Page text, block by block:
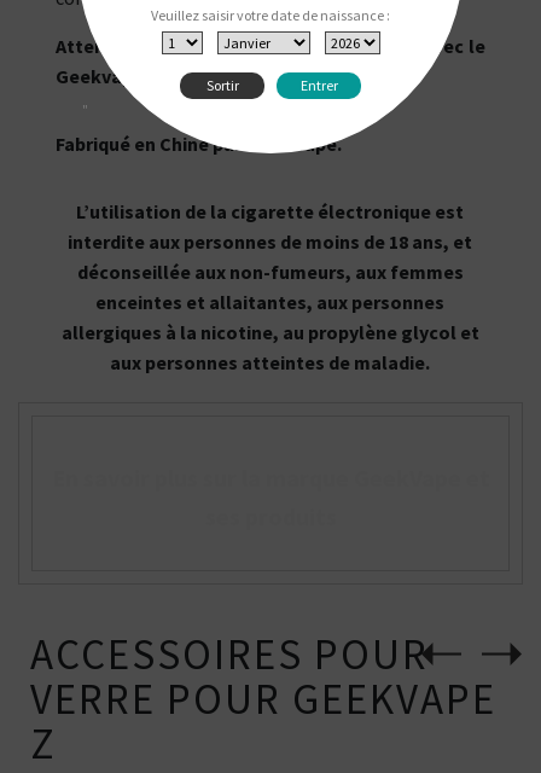
Attention : ce verre n'est pas compatible avec le
Geekvape Z Nano.
Fabriqué en Chine par Geek Vape.
L’utilisation de la cigarette électronique est
interdite aux personnes de moins de 18 ans, et
déconseillée aux non-fumeurs, aux femmes
enceintes et allaitantes, aux personnes
allergiques à la nicotine, au propylène glycol et
aux personnes atteintes de maladie.
ACCESSOIRES POUR
VERRE POUR GEEKVAPE
Z
Veuillez saisir votre date de naissance :
Sortir
Entrer
"